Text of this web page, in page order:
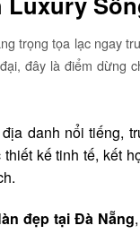
trọng tọa lạc ngay
đây là điểm dừng
danh nổi tiếng,
kế tinh tế, kết
đẹp tại Đà Nẵng